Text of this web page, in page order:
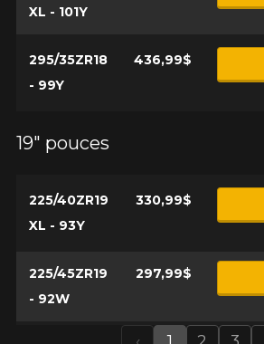
XL - 101Y
295/35ZR18
- 99Y
436,99$
19" pouces
225/40ZR19
XL - 93Y
330,99$
225/45ZR19
- 92W
297,99$